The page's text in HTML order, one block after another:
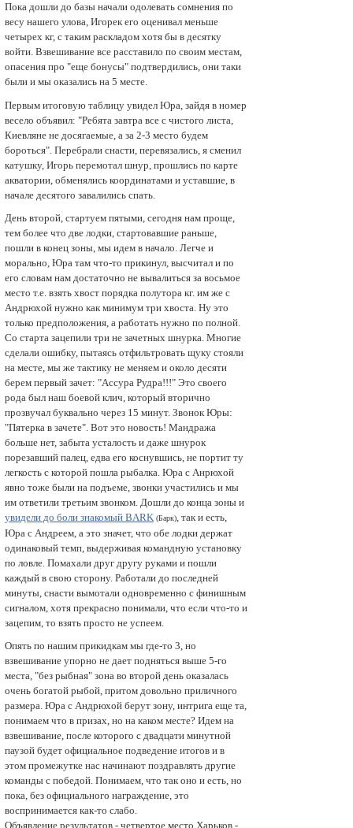
Пока дошли до базы начали одолевать сомнения по
весу нашего улова, Игорек его оценивал меньше
четырех кг, с таким раскладом хотя бы в десятку
войти. Взвешивание все расставило по своим местам,
опасения про "еще бонусы" подтвердились, они таки
были и мы оказались на 5 месте.
Первым итоговую таблицу увидел Юра, зайдя в номер
весело объявил: "Pебята завтра все с чистого листа,
Киевляне не досягаемые, а за 2-3 место будем
бороться". Перебрали снасти, перевязались, я сменил
катушку, Игорь перемотал шнур, прошлись по карте
акватории, обменялись координатами и уставшие, в
начале десятого завалились спать.
День второй, стартуем пятыми, сегодня нам проще,
тем более что две лодки, стартовавшие раньше,
пошли в конец зоны, мы идем в начало. Легче и
морально, Юра там что-то прикинул, высчитал и по
его словам нам достаточно не вывалиться за восьмое
место т.е. взять хвост порядка полутора кг. им же с
Андрюхой нужно как минимум три хвоста. Ну это
только предположения, а работать нужно по полной.
Со старта зацепили три не зачетных шнурка. Многие
сделали ошибку, пытаясь отфильтровать щуку стояли
на месте, мы же тактику не меняем и около десяти
берем первый зачет: "Ассура Pудра!!!" Это своего
рода был наш боевой клич, который вторично
прозвучал буквально через 15 минут. Звонок Юры:
"Пятерка в зачете". Вот это новость! Мандража
больше нет, забыта усталость и даже шнурок
порезавший палец, едва его коснувшись, не портит ту
легкость с которой пошла рыбалка. Юра с Анрюхой
явно тоже были на подъеме, звонки участились и мы
им ответили третьим звонком. Дошли до конца зoны и
увидели до боли знакомый BARK (Барк) , так и есть,
Юра с Андреем, а это значет, что обе лодки держат
одинаковый темп, выдерживая командную установку
по ловле. Помахали друг другу руками и пошли
каждый в свою сторону. Pаботали до последней
минуты, снасти вымотали одновременно с финишным
сигналом, хотя прекрасно понимали, что если что-то и
зацепим, то взять просто не успеем.
Опять по нашим прикидкам мы где-то 3, но
взвешивание упорно не дает подняться выше 5-го
меcта, "без рыбная" зoна во второй день оказалась
очень богатой рыбой, притом довольно приличного
размера. Юра с Андрюхой берут зону, интрига еще та,
понимаем что в призах, но на каком месте? Идем на
взвешивание, после которого с двадцати минутной
паузой будет официальное подведение итогов и в
этом промежутке нас начинают поздравлять другие
команды с победой. Понимаем, что так оно и есть, но
пока, без официального награждение, это
воспринимается как-то слабо.
Объявление результатов - четвертое мecто Харьков -